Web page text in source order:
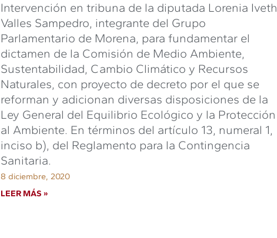
Intervención en tribuna de la diputada Lorenia Iveth
Valles Sampedro, integrante del Grupo
Parlamentario de Morena, para fundamentar el
dictamen de la Comisión de Medio Ambiente,
Sustentabilidad, Cambio Climático y Recursos
Naturales, con proyecto de decreto por el que se
reforman y adicionan diversas disposiciones de la
Ley General del Equilibrio Ecológico y la Protección
al Ambiente. En términos del artículo 13, numeral 1,
inciso b), del Reglamento para la Contingencia
Sanitaria.
8 diciembre, 2020
LEER MÁS »